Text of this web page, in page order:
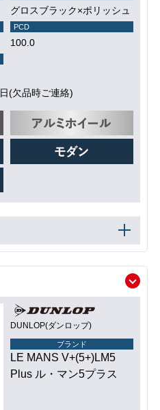
グロスブラック×ポリッシュ
PCD
100.0
(欠品時ご連絡)
DUNLOP(ダンロップ)
ブランド
LE MANS V+(5+)LM5
Plus ル・マン5プラス